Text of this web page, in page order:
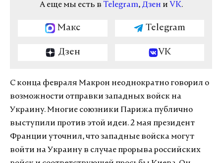
А еще мы есть в Telegram, Дзен и VK.
Макс Telegram
Дзен VK
С конца февраля Макрон неоднократно говорил о
возможности отправки западных войск на
Украину. Многие союзники Парижа публично
выступили против этой идеи. 2 мая президент
Франции уточнил, что западные войска могут
войти на Украину в случае прорыва российских